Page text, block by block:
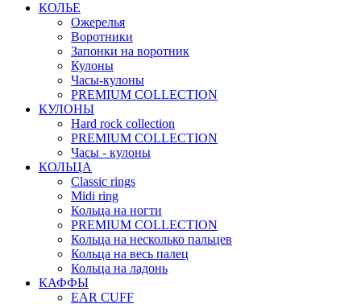
КОЛЬЕ
Ожерелья
Воротники
Запонки на воротник
Кулоны
Часы-кулоны
PREMIUM COLLECTION
КУЛОНЫ
Hard rock collection
PREMIUM COLLECTION
Часы - кулоны
КОЛЬЦА
Classic rings
Midi ring
Кольца на ногти
PREMIUM COLLECTION
Кольца на несколько пальцев
Кольца на весь палец
Кольца на ладонь
КАФФЫ
EAR CUFF